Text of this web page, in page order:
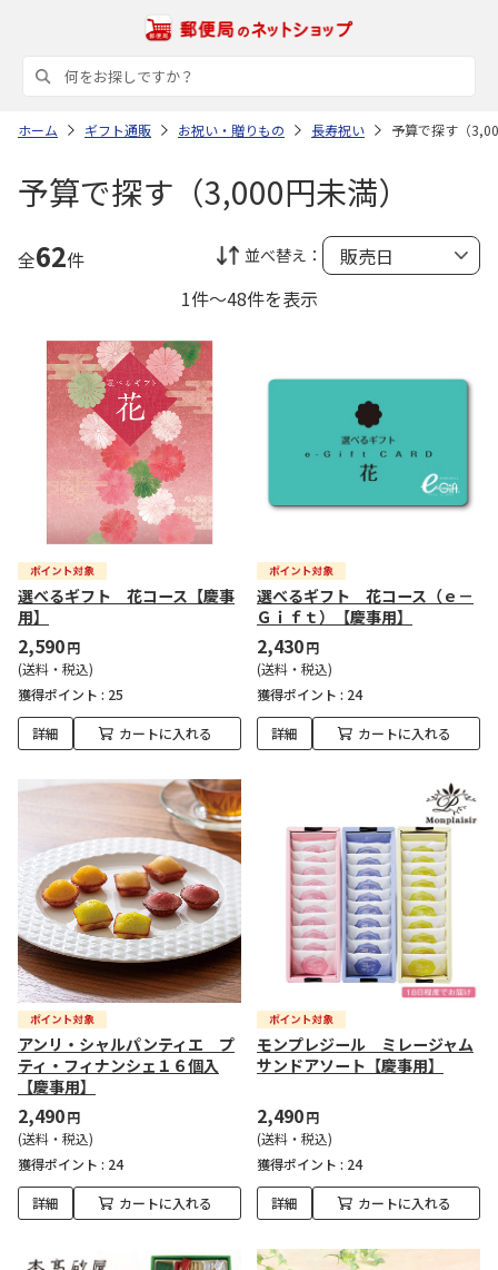
ホーム ギフト通販 お祝い・贈りもの 長寿祝い 予算で探す（
予算で探す（3,000円未満）
全62件 並べ替え：
1件～48件を表示
選べるギフト 花コース【慶事
用】
2,590円
(送料・税込)
獲得ポイント : 25
詳細 カートに入れる
選べるギフト 花コース（ｅ－
Ｇｉｆｔ）【慶事用】
2,430円
(送料・税込)
獲得ポイント : 24
詳細 カートに入れる
アンリ・シャルパンティエ プ
ティ・フィナンシェ１６個入
【慶事用】
2,490円
(送料・税込)
獲得ポイント : 24
詳細 カートに入れる
モンプレジール ミレージャム
サンドアソート【慶事用】
2,490円
(送料・税込)
獲得ポイント : 24
詳細 カートに入れる